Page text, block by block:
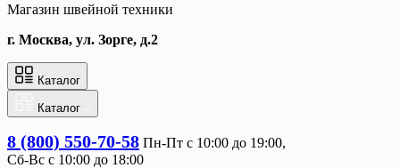
Магазин швейной техники
г. Москва, ул. Зорге, д.2
Каталог
Каталог
8 (800) 550-70-58 Пн-Пт с 10:00 до 19:00,
Сб-Вс с 10:00 до 18:00